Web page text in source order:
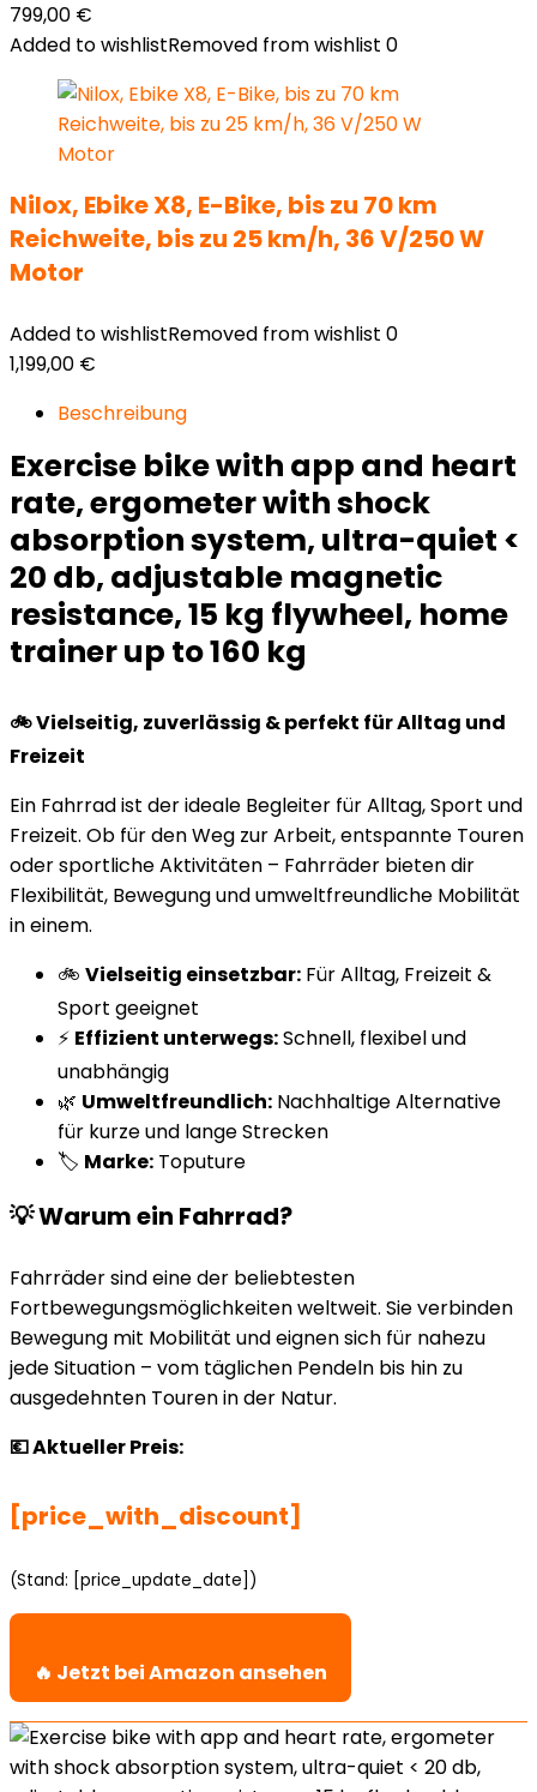
799,00 €
Added to wishlistRemoved from wishlist 0
Nilox, Ebike X8, E-Bike, bis zu 70 km
Reichweite, bis zu 25 km/h, 36 V/250 W
Motor
Added to wishlistRemoved from wishlist 0
1,199,00 €
Beschreibung
Exercise bike with app and heart
rate, ergometer with shock
absorption system, ultra-quiet <
20 db, adjustable magnetic
resistance, 15 kg flywheel, home
trainer up to 160 kg
🚲 Vielseitig, zuverlässig & perfekt für Alltag und
Freizeit
Ein Fahrrad ist der ideale Begleiter für Alltag, Sport und
Freizeit. Ob für den Weg zur Arbeit, entspannte Touren
oder sportliche Aktivitäten – Fahrräder bieten dir
Flexibilität, Bewegung und umweltfreundliche Mobilität
in einem.
🚲 Vielseitig einsetzbar: Für Alltag, Freizeit &
Sport geeignet
⚡ Effizient unterwegs:Schnell, flexibel und
unabhängig
🌿 Umweltfreundlich: Nachhaltige Alternative
für kurze und lange Strecken
🏷️ Marke: Toputure
💡 Warum ein Fahrrad?
Fahrräder sind eine der beliebtesten
Fortbewegungsmöglichkeiten weltweit. Sie verbinden
Bewegung mit Mobilität und eignen sich für nahezu
jede Situation – vom täglichen Pendeln bis hin zu
ausgedehnten Touren in der Natur.
💶 Aktueller Preis:
[price_with_discount]
(Stand: [price_update_date])
🔥 Jetzt bei Amazon ansehen